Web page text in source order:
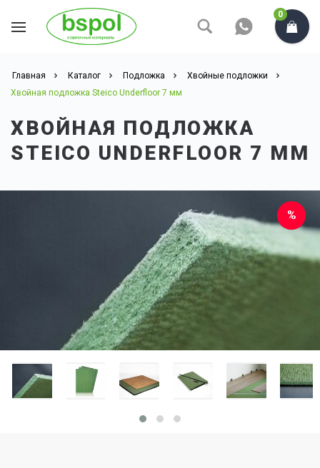
0
Главная Каталог Подложка
Хвойные подложки
Хвойная подложка Steico Underfloor 7 мм
ХВОЙНАЯ ПОДЛОЖКА
STEICO UNDERFLOOR 7 ММ